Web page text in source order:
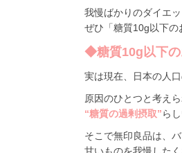
我慢ばかりのダイエ
ぜひ「糖質10g以下の
◆糖質10g以下の
実は現在、日本の人
原因のひとつと考え
“糖質の過剰摂取”ら
そこで無印良品は、